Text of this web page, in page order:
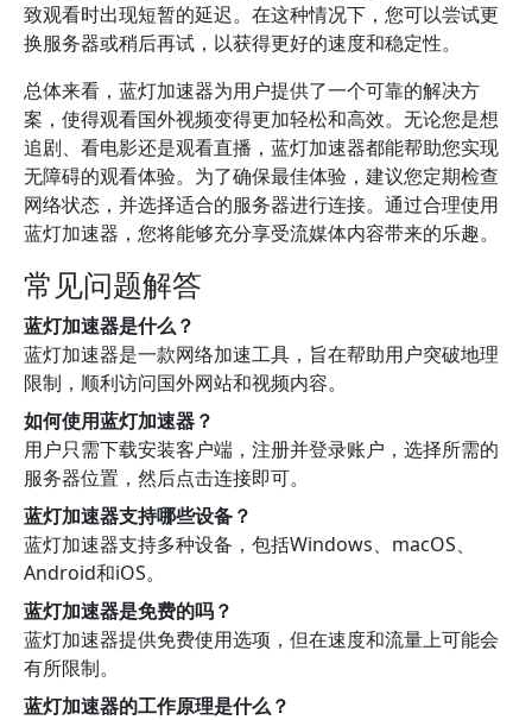
致观看时出现短暂的延迟。在这种情况下，您可以尝试更
换服务器或稍后再试，以获得更好的速度和稳定性。
总体来看，蓝灯加速器为用户提供了一个可靠的解决方
案，使得观看国外视频变得更加轻松和高效。无论您是想
追剧、看电影还是观看直播，蓝灯加速器都能帮助您实现
无障碍的观看体验。为了确保最佳体验，建议您定期检查
网络状态，并选择适合的服务器进行连接。通过合理使用
蓝灯加速器，您将能够充分享受流媒体内容带来的乐趣。
常见问题解答
蓝灯加速器是什么？
蓝灯加速器是一款网络加速工具，旨在帮助用户突破地理
限制，顺利访问国外网站和视频内容。
如何使用蓝灯加速器？
用户只需下载安装客户端，注册并登录账户，选择所需的
服务器位置，然后点击连接即可。
蓝灯加速器支持哪些设备？
蓝灯加速器支持多种设备，包括Windows、macOS、
Android和iOS。
蓝灯加速器是免费的吗？
蓝灯加速器提供免费使用选项，但在速度和流量上可能会
有所限制。
蓝灯加速器的工作原理是什么？